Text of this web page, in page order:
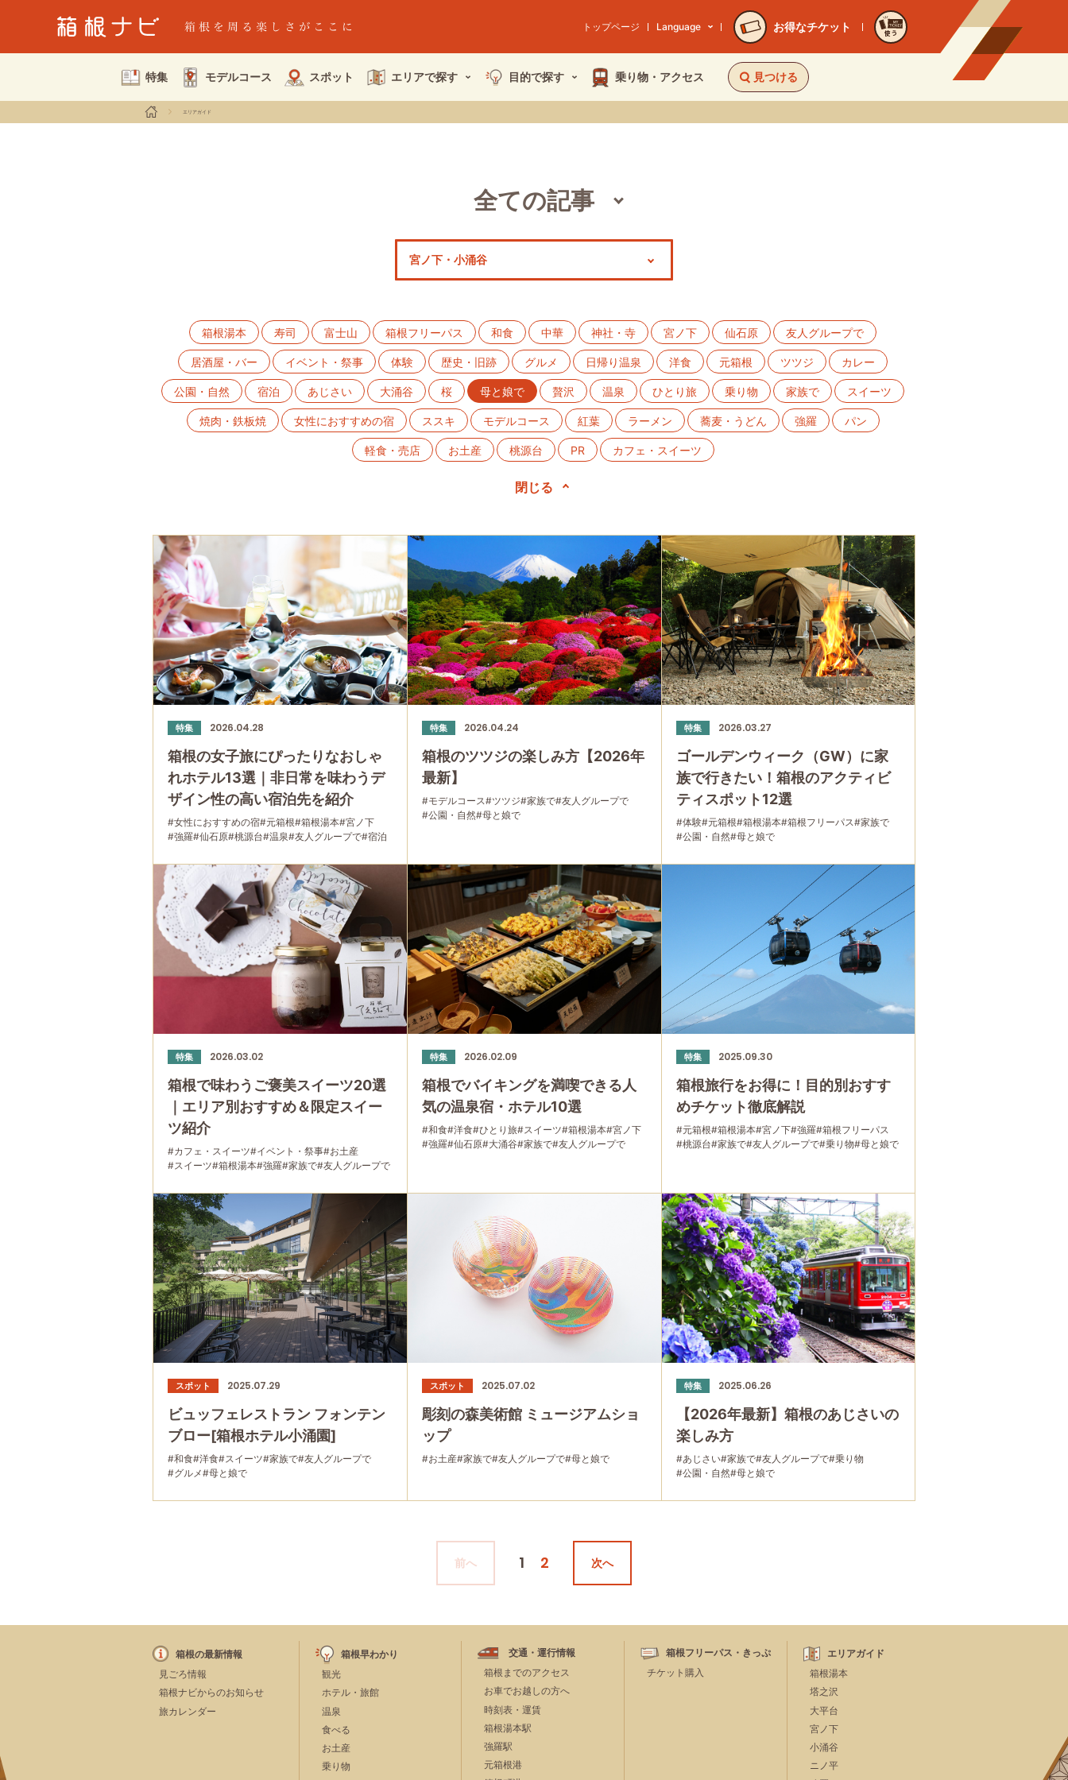
トップページ Language お得なチケット
使う
特集 モデルコース スポット エリアで探す 目的で探す 乗り物・ アクセス 見つける
エリアガイド
全ての記事
スポット
モデルコース
イベント
箱根湯本 寿司 富士山 箱根フリーパス 和食 中華 神社・寺 宮ノ下 仙石原 友人グループで
居酒屋・バー イベント・祭事 体験 歴史・旧跡 グルメ 日帰り温泉 洋食 元箱根 ツツジ カレー
公園・自然 宿泊 あじさい 大涌谷 桜 母と娘で 贅沢 温泉 ひとり旅 乗り物 家族で スイーツ
焼肉・鉄板焼 女性におすすめの宿 ススキ モデルコース 紅葉 ラーメン 蕎麦・うどん 強羅 パン
軽食・売店 お土産 桃源台 PR カフェ・スイーツ
特集 2026.04.28
箱根の女子旅にぴったりなおしゃ
れホテル13選｜非日常を味わうデ
ザイン性の高い宿泊先を紹介
#女性におすすめの宿#元箱根#箱根湯本#宮ノ下
#強羅#仙石原#桃源台#温泉#友人グループで#宿泊
特集 2026.04.24
箱根のツツジの楽しみ方【2026年
最新】
#モデルコース#ツツジ#家族で#友人グループで
#公園・自然#母と娘で
特集 2026.03.27
ゴールデンウィーク（GW）に家
族で行きたい！箱根のアクティビ
ティスポット12選
#体験#元箱根#箱根湯本#箱根フリーパス#家族で
#公園・自然#母と娘で
特集 2026.03.02
箱根で味わうご褒美スイーツ20選
｜エリア別おすすめ＆限定スイー
ツ紹介
#カフェ・スイーツ#イベント・祭事#お土産
#スイーツ#箱根湯本#強羅#家族で#友人グループで
特集 2026.02.09
箱根でバイキングを満喫できる人
気の温泉宿・ホテル10選
#和食#洋食#ひとり旅#スイーツ#箱根湯本#宮ノ下
#強羅#仙石原#大涌谷#家族で#友人グループで
特集 2025.09.30
箱根旅行をお得に！目的別おすす
めチケット徹底解説
#元箱根#箱根湯本#宮ノ下#強羅#箱根フリーパス
#桃源台#家族で#友人グループで#乗り物#母と娘で
スポット 2025.07.29
ビュッフェレストラン フォンテン
ブロー[箱根ホテル小涌園]
#和食#洋食#スイーツ#家族で#友人グループで
#グルメ#母と娘で
スポット 2025.07.02
彫刻の森美術館 ミュージアムショ
ップ
#お土産#家族で#友人グループで#母と娘で
特集 2025.06.26
【2026年最新】箱根のあじさいの
楽しみ方
#あじさい#家族で#友人グループで#乗り物
#公園・自然#母と娘で
前へ 1 2 次へ
箱根の最新情報
見ごろ情報
箱根ナビからのお知らせ
旅カレンダー
箱根早わかり
観光
ホテル・旅館
温泉
食べる
お土産
乗り物
交通・運行情報
箱根までのアクセス
お車でお越しの方へ
時刻表・運賃
箱根湯本駅
強羅駅
元箱根港
箱根フリーパス・きっぷ
チケット購入
エリアガイド
箱根湯本
塔之沢
大平台
宮ノ下
小涌谷
ニノ平